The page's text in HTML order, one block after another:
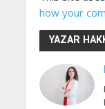
how your
YAZAR